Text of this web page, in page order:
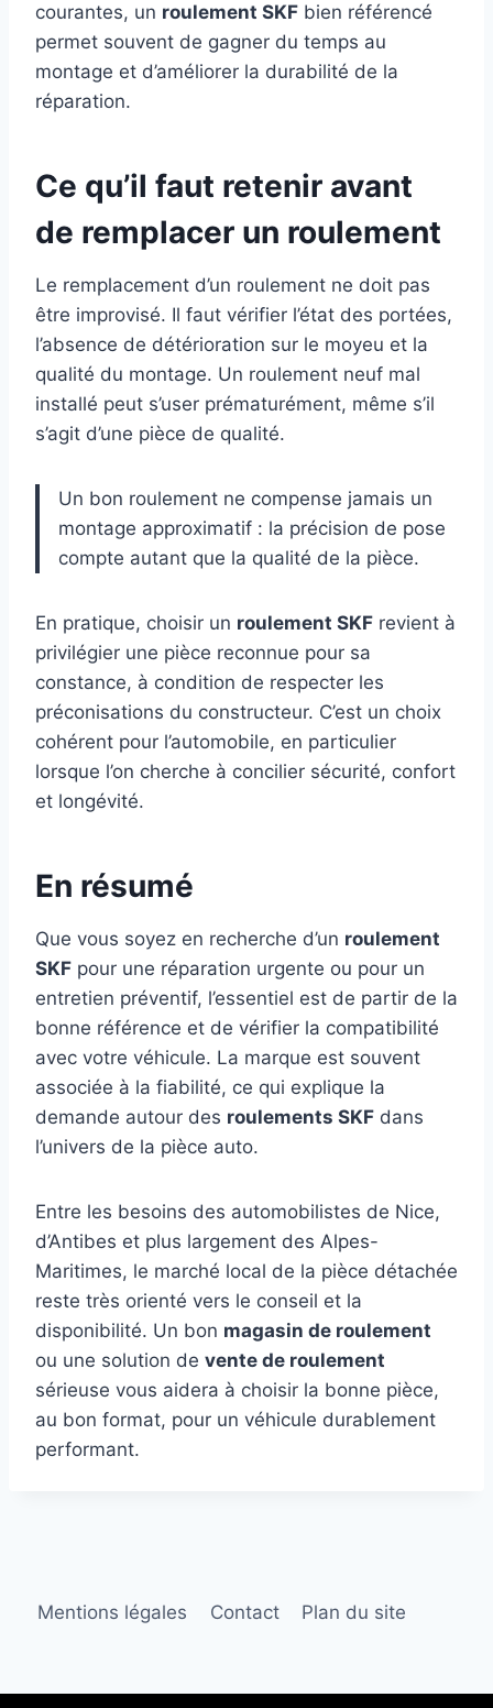
courantes, un roulement SKF bien référencé
permet souvent de gagner du temps au
montage et d’améliorer la durabilité de la
réparation.
Ce qu’il faut retenir avant
de remplacer un roulement
Le remplacement d’un roulement ne doit pas
être improvisé. Il faut vérifier l’état des portées,
l’absence de détérioration sur le moyeu et la
qualité du montage. Un roulement neuf mal
installé peut s’user prématurément, même s’il
s’agit d’une pièce de qualité.
Un bon roulement ne compense jamais un
montage approximatif : la précision de pose
compte autant que la qualité de la pièce.
En pratique, choisir un roulement SKF revient à
privilégier une pièce reconnue pour sa
constance, à condition de respecter les
préconisations du constructeur. C’est un choix
cohérent pour l’automobile, en particulier
lorsque l’on cherche à concilier sécurité, confort
et longévité.
En résumé
Que vous soyez en recherche d’un roulement
SKF pour une réparation urgente ou pour un
entretien préventif, l’essentiel est de partir de la
bonne référence et de vérifier la compatibilité
avec votre véhicule. La marque est souvent
associée à la fiabilité, ce qui explique la
demande autour des roulements SKF dans
l’univers de la pièce auto.
Entre les besoins des automobilistes de Nice,
d’Antibes et plus largement des Alpes-
Maritimes, le marché local de la pièce détachée
reste très orienté vers le conseil et la
disponibilité. Un bon magasin de roulement
ou une solution de vente de roulement
sérieuse vous aidera à choisir la bonne pièce,
au bon format, pour un véhicule durablement
performant.
Mentions légales Contact Plan du site